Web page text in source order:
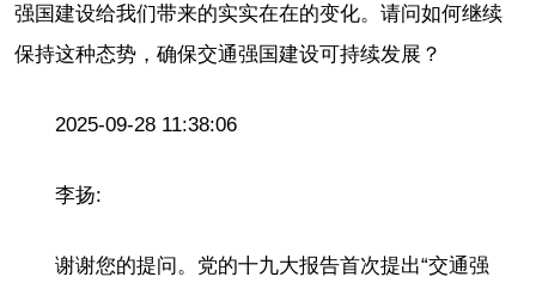
强国建设给我们带来的实实在在的变化。请问如何继续
保持这种态势，确保交通强国建设可持续发展？
2025-09-28 11:38:06
李扬:
谢谢您的提问。党的十九大报告首次提出“交通强